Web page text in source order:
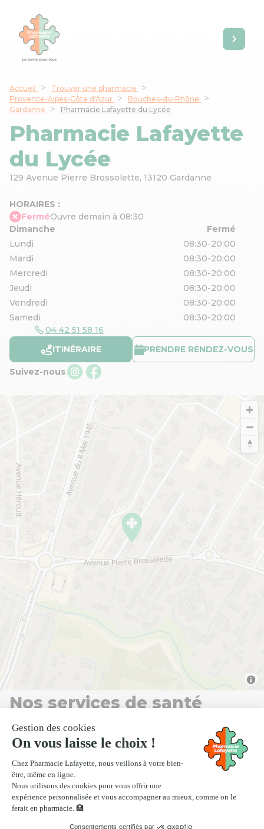
Accueil
Trouver une pharmacie
Provence-Alpes-Côte d'Azur
Bouches-du-Rhône
Gardanne
Pharmacie Lafayette du Lycée
Pharmacie Lafayette
du Lycée
129 Avenue Pierre Brossolette, 13120 Gardanne
HORAIRES :
FerméOuvre demain à 08:30
Dimanche
Fermé
Lundi
08:30-20:00
Mardi
08:30-20:00
Mercredi
08:30-20:00
Jeudi
08:30-20:00
Vendredi
08:30-20:00
Samedi
08:30-20:00
04 42 51 58 16
ITINÉRAIRE
PRENDRE RENDEZ-VOUS
Suivez-nous
Nos services de santé
Aromathérapie
Profitez des bienfaits des huiles